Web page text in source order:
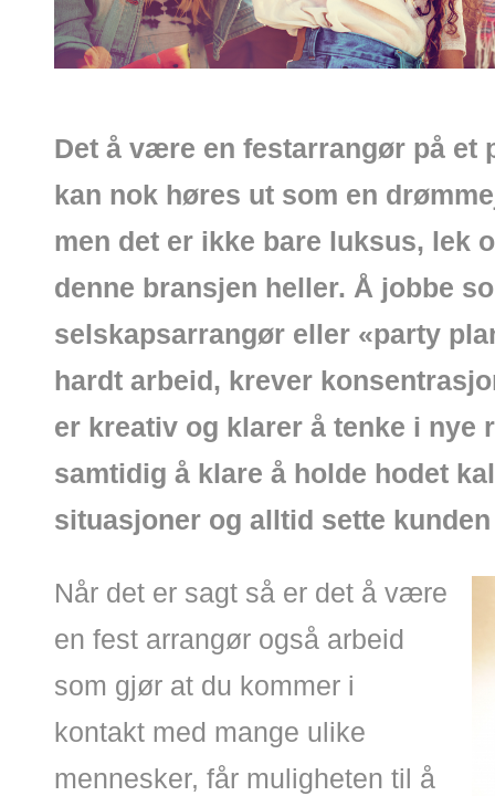
Det å være en festarrangør på et
kan nok høres ut som en
men det er ikke bare luksus, lek
denne bransjen heller. Å jobbe
selskapsarrangør eller «party
hardt arbeid, krever
er kreativ og klarer å tenke i nye
samtidig å klare å holde hodet
situasjoner og alltid sette
Når det er sagt så er det å være
en fest arrangør også arbeid
som gjør at du kommer i
kontakt med mange ulike
mennesker, får muligheten til å